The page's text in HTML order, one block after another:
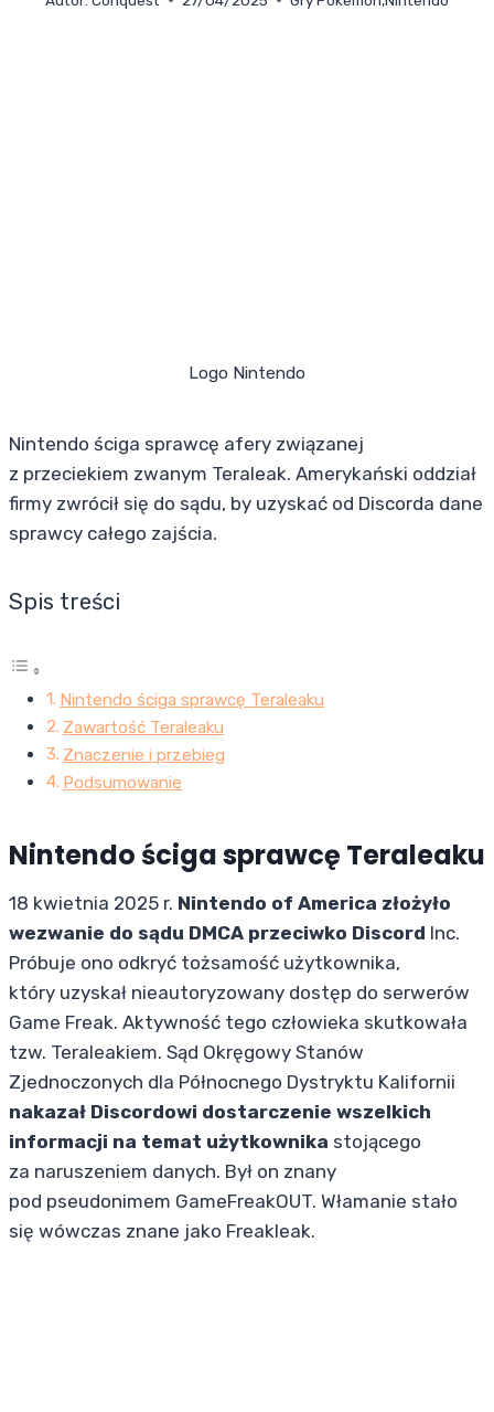
Logo Nintendo
Nintendo ściga sprawcę afery związanej
z przeciekiem zwanym Teraleak. Amerykański oddział
firmy zwrócił się do sądu, by uzyskać od Discorda dane
sprawcy całego zajścia.
Spis treści
Nintendo ściga sprawcę Teraleaku
Zawartość Teraleaku
Znaczenie i przebieg
Podsumowanie
Nintendo ściga sprawcę Teraleaku
18 kwietnia 2025 r. Nintendo of America złożyło
wezwanie do sądu DMCA przeciwko Discord Inc.
Próbuje ono odkryć tożsamość użytkownika,
który uzyskał nieautoryzowany dostęp do serwerów
Game Freak. Aktywność tego człowieka skutkowała
tzw. Teraleakiem. Sąd Okręgowy Stanów
Zjednoczonych dla Północnego Dystryktu Kalifornii
nakazał Discordowi dostarczenie wszelkich
informacji na temat użytkownika stojącego
za naruszeniem danych. Był on znany
pod pseudonimem GameFreakOUT. Włamanie stało
się wówczas znane jako Freakleak.